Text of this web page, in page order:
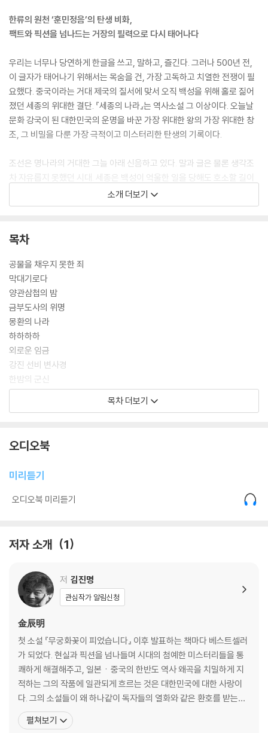
한류의 원천 ‘훈민정음’의 탄생 비화,
팩트와 픽션을 넘나드는 거장의 필력으로 다시 태어나다
우리는 너무나 당연하게 한글을 쓰고, 말하고, 즐긴다. 그러나 500년 전,
이 글자가 태어나기 위해서는 목숨을 건, 가장 고독하고 치열한 전쟁이 필
요했다. 중국이라는 거대 제국의 질서에 맞서 오직 백성을 위해 홀로 짊어
졌던 세종의 위대한 결단. 『세종의 나라』는 역사소설 그 이상이다. 오늘날
문화 강국이 된 대한민국의 운명을 바꾼 가장 위대한 왕의 가장 위대한 창
조, 그 비밀을 다룬 가장 극적이고 미스터리한 탄생의 기록이다.
조선은 명나라의 거대한 그늘 아래 신음하고 있다. 말과 글은 물론 생각조
차 자유롭지 못했던 시대. 세종은 백성이 억울한 일을 당해도 호소할 길이
없는 까닭이 ‘남의 글자(한자)’를 빌려 쓰기 때문임을 통감한다. 그는 장영
실과 함께 비밀리에 ‘소리’를 연구하며, 세상 모든 소리를 담을 수 있는 글
의 밀명을 받아 죽은 스승의 흔적을 쫓는 금부도사 한석리, 그리고 제국의
폭압 앞에서 자신만의 방식으로 조국과 사랑을 지키려 했던 여인 권숙현.
시대의 파도에 휩쓸려 서로 닿을 수 없는 곳에 놓이게 된 두 남녀의 애절한
사랑과, 금서禁書 속에 숨겨진 진실을 파헤치기 위한 석리의 추적은 읽는
이의 손에 땀을 쥐게 한다.
세종이 독자적인 문자를 만든다는 소문이 돌자, 조정은 발칵 뒤집힌다. “천
자의 글을 버리고 오랑캐가 되려 하십니까.” 기득권 사대부들의 반발은 극
에 달하고, 세종은 자신의 모든 것을 건 승부수를 던진다. 명나라라는 거대
한 외세와 사대주의에 젖은 내부의 적들. 과연 세종은 이 고독하고 처절한
전쟁에서 승리하고 백성의 소리를 지켜낼 수 있을까.
와 거침없는 상상력으로 그려낸 『세종의 나라』는 한글이 단순한 문자가 아
기였음을 증명한다.
이 나라의 현실이다. ‘살려주시오.’ 이 한마디! 고작 이 한마디를
적지 못해 죽어가는 백성을 보고만 있을 것이냐! 그대들이 읽는
소개 더보기
목차
공물을 채우지 못한 죄
막대기로다
양관삼첩의 밤
금부도사의 위명
몽환의 나라
하하하하
외로운 임금
강진 선비 변사경
한밤의 군신
죽음의 열쇠 곰 ‘웅’
진헌사
도하선
집현전의 변고
익숙한 눈빛
둘 중 하나를 택하라면
학사들의 시험
세종의 침묵
견의불위
숙현의 귀향
입 모양에 맞춘 글자
분노로 쓰인 표문
명 조정의 분노
꿈결같이 흐른 세월
되돌릴 수 없는 조칙
회한의 눈물
낙타를 타고 사막을 건너면
목차 더보기
오디오북
미리듣기
오디오북 미리듣기
저자 소개 1
저 김진명
관심작가 알림신청
金辰明
첫 소설 『무궁화꽃이 피었습니다』 이후 발표하는 책마다 베스트셀러
가 되었다. 현실과 픽션을 넘나들며 시대의 첨예한 미스터리들을 통
쾌하게 해결해주고, 일본ㆍ중국의 한반도 역사 왜곡을 치밀하게 지
적하는 그의 작품에 일관되게 흐르는 것은 대한민국에 대한 사랑이
다. 그의 소설들이 왜 하나같이 독자들의 열화와 같은 환호를 받는지,
그의 작품을 읽어본 이들은 알고 있다. 뚜렷한 문제의식을 지닌 작가,
김진명. 그의 작품으로는 우리나라 최고의 베스트셀러 『무궁화꽃이
펼쳐보기